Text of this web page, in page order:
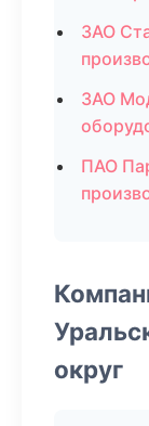
ЗАО
ЗАО
ПАО
округ